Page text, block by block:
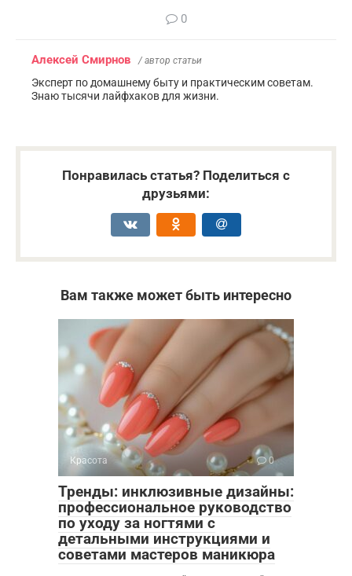
0
Алексей Смирнов / автор статьи
Эксперт по домашнему быту и практическим советам.
Знаю тысячи лайфхаков для жизни.
Понравилась статья? Поделиться с
друзьями:
Вам также может быть интересно
Красота 0
Тренды: инклюзивные дизайны:
профессиональное руководство
по уходу за ногтями с
детальными инструкциями и
советами мастеров маникюра